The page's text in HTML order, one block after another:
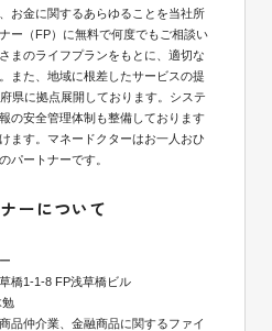
お金に関するあらゆることを当社所
ー（FP）に無料で何度でもご相談い
まのライフプランをもとに、適切な
また、地域に根差したサービスの提
県に拠点展開しております。システ
の安全管理体制も整備しております
ます。マネードクターはお一人おひ
パートナーです。
ーについて
橋1-1-8 FP浅草橋ビル
勉
品仲介業、金融商品に関するファイ